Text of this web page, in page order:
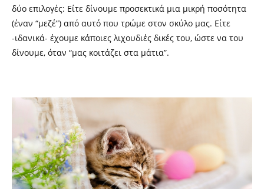
δύο επιλογές: Είτε δίνουμε προσεκτικά μια μικρή ποσότητα
(έναν “μεζέ”) από αυτό που τρώμε στον σκύλο μας. Είτε
-ιδανικά- έχουμε κάποιες λιχουδιές δικές του, ώστε να του
δίνουμε, όταν “μας κοιτάζει στα μάτια”.